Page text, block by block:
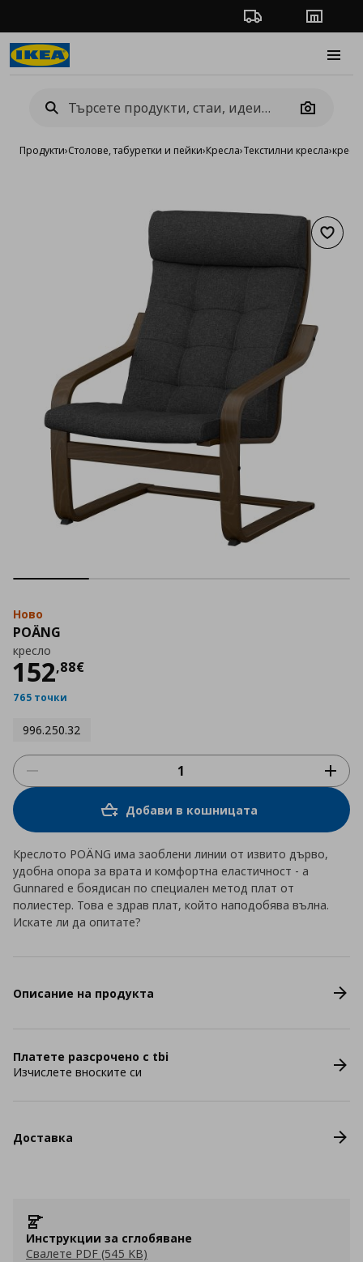
Проследяване на
Camera
Продукти›Столове, табуретки и пейки›Кресла›Текстилни кресла›
Ново
POÄNG
кресло
152,88€
Цена
765 точки
996.250.32
Добави в кошницата
Креслото POÄNG има заоблени линии от извито дърво,
удобна опора за врата и комфортна еластичност - а
Gunnared е боядисан по специален метод плат от
полиестер. Това е здрав плат, който наподобява вълна.
Искате ли да опитате?
Описание на продукта
Платете разсрочено с tbi
Изчислете вноските си
Доставка
Инструкции за сглобяване
Свалете PDF (545 KB)